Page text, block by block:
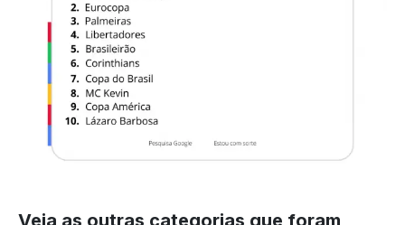
Veja as outras categorias que foram